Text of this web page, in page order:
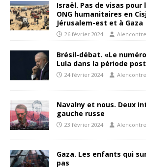
Israël. Pas de visas pour
ONG humanitaires en
Jérusalem-est et à Gaza
26 février 2024 Alencontre
Brésil-débat. «Le
Lula dans la période
24 février 2024 Alencontre
Navalny et nous. Deux
gauche russe
23 février 2024 Alencontre
Gaza. Les enfants qui
pas